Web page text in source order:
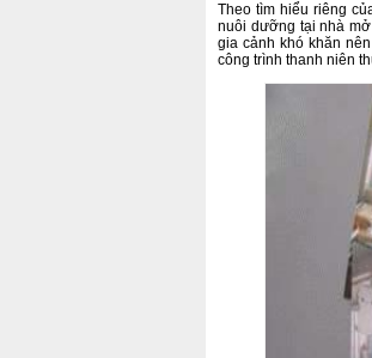
Theo tìm hiểu riêng
nuôi dưỡng tại nhà
gia cảnh khó khăn
công trình thanh niên